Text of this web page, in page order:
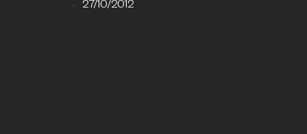
27/10/2012